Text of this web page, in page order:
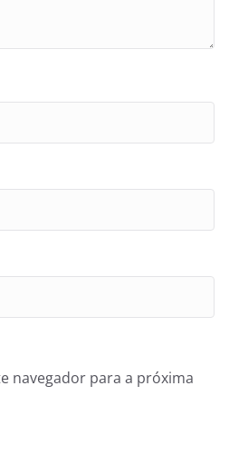
navegador para a próxima